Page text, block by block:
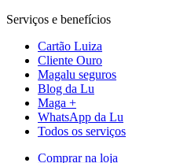
Serviços e benefícios
Cartão Luiza
Cliente Ouro
Magalu seguros
Blog da Lu
Maga +
WhatsApp da Lu
Todos os serviços
Comprar na loja